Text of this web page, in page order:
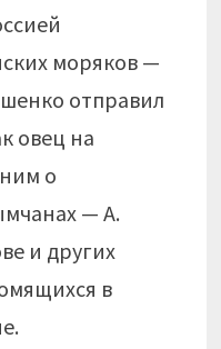
моряков —
отправил
овец на
о
— А.
и других
в